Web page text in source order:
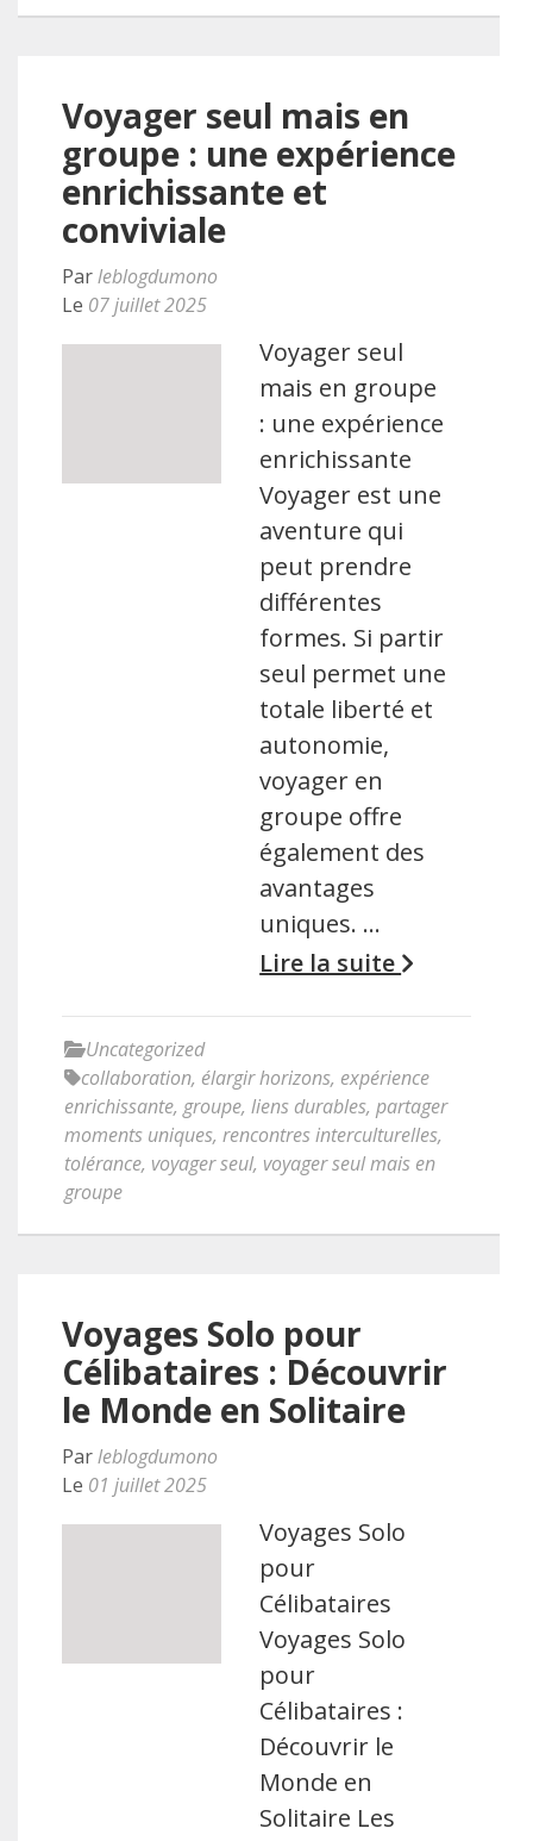
Voyager seul mais en
groupe : une expérience
enrichissante et
conviviale
Parleblogdumono
Le 07 juillet 2025
Voyager seul
mais en groupe
: une expérience
enrichissante
Voyager est une
aventure qui
peut prendre
différentes
formes. Si partir
seul permet une
totale liberté et
autonomie,
voyager en
groupe offre
également des
avantages
uniques. …
Lire la suite
Uncategorized
collaboration, élargir horizons, expérience
enrichissante, groupe, liens durables, partager
moments uniques, rencontres interculturelles,
tolérance, voyager seul, voyager seul mais en
groupe
Voyages Solo pour
Célibataires : Découvrir
le Monde en Solitaire
Parleblogdumono
Le 01 juillet 2025
Voyages Solo
pour
Célibataires
Voyages Solo
pour
Célibataires :
Découvrir le
Monde en
Solitaire Les